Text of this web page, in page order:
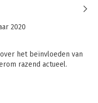
2020
het beïnvloeden van
razend actueel.